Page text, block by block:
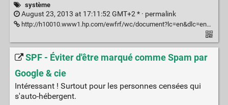
système
August 23, 2013 at 17:11:52 GMT+2 * · permalink
http://h10010.www1.hp.com/ewfrf/wc/document?lc=en&dlc=en&cc=us&docname=c01732674&product=1132551#N213
SPF - Éviter d'être marqué comme Spam par
Google & cie
Intéressant ! Surtout pour les personnes censées qui
s'auto-hébergent.